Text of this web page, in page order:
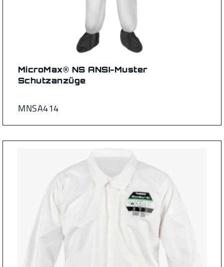
MNSA414
MicroMax® NS ANSI-Muster
Schutzanzüge